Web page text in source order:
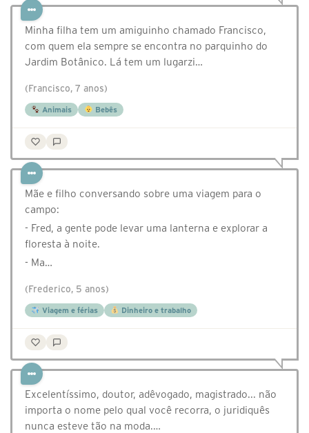
Minha filha tem um amiguinho chamado Francisco,
com quem ela sempre se encontra no parquinho do
Jardim Botânico. Lá tem um lugarzi…
(Francisco, 7 anos)
Animais Bebês
Mãe e filho conversando sobre uma viagem para o
campo:
- Fred, a gente pode levar uma lanterna e explorar a
floresta à noite.
- Ma…
(Frederico, 5 anos)
Viagem e férias Dinheiro e trabalho
Excelentíssimo, doutor, adêvogado, magistrado... não
importa o nome pelo qual você recorra, o juridiquês
nunca esteve tão na moda.…